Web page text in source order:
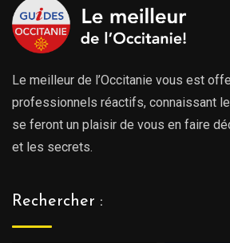
Le meilleur de l’Occitanie vous est
professionnels réactifs, connaissant
se feront un plaisir de vous en faire
et les secrets.
Rechercher :